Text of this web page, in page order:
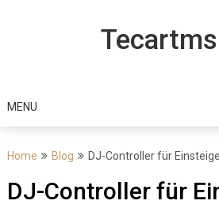
MENU
Home Blog DJ-Controller für
DJ-Controller für